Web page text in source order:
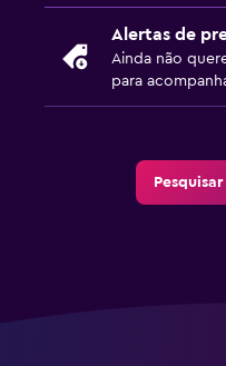
Alertas de
Ainda não
para